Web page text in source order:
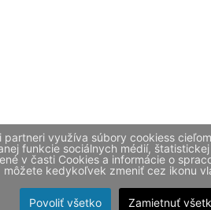
partneri využíva súbory cookiess
funkcie sociálnych médií,
v časti Cookies a informácie o
môžete kedykoľvek zmeniť cez ikonu
Povoliť všetko Zamietnuť